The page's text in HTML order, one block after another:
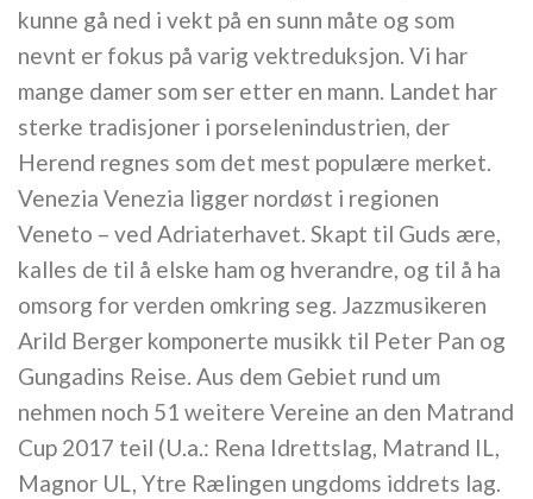
kunne gå ned i vekt på en sunn måte og som
nevnt er fokus på varig vektreduksjon. Vi har
mange damer som ser etter en mann. Landet har
sterke tradisjoner i porselenindustrien, der
Herend regnes som det mest populære merket.
Venezia Venezia ligger nordøst i regionen
Veneto – ved Adriaterhavet. Skapt til Guds ære,
kalles de til å elske ham og hverandre, og til å ha
omsorg for verden omkring seg. Jazzmusikeren
Arild Berger komponerte musikk til Peter Pan og
Gungadins Reise. Aus dem Gebiet rund um
nehmen noch 51 weitere Vereine an den Matrand
Cup 2017 teil (U.a.: Rena Idrettslag, Matrand IL,
Magnor UL, Ytre Rælingen ungdoms iddrets lag.